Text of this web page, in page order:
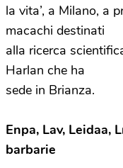
la vita’, a Milano, a
macachi destinati
alla ricerca
Harlan che ha
sede in Brianza.
Enpa, Lav, Leidaa,
barbarie